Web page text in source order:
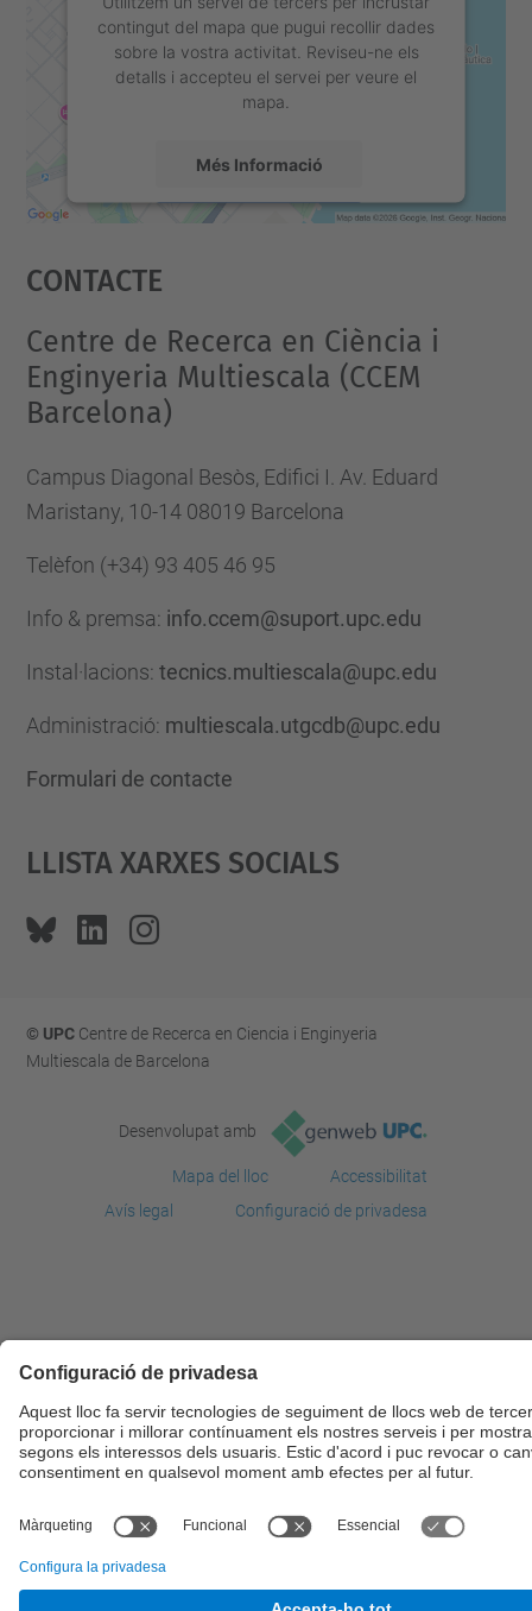
contingut del mapa que pugui recollir dades
sobre la vostra activitat. Reviseu-ne els
detalls i accepteu el servei per veure el
mapa.
Més Informació
powered by
Contacte
Centre de Recerca en Ciència i
Enginyeria Multiescala (CCEM
Barcelona)
Campus Diagonal Besòs, Edifici I. Av. Eduard
Maristany, 10-14 08019 Barcelona
Telèfon (+34) 93 405 46 95
Info & premsa: info.ccem@suport.upc.edu
Instal·lacions: tecnics.multiescala@upc.edu
Administració: multiescala.utgcdb@upc.edu
Formulari de contacte
Llista Xarxes Socials
© UPCCentre de Recerca en Ciencia i Enginyeria
Multiescala de Barcelona
Desenvolupat amb
Mapa del lloc
Accessibilitat
Avís legal
Configuració de privadesa